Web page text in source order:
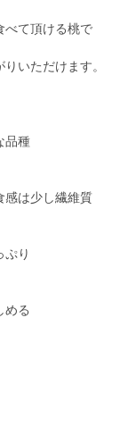
べて頂ける桃で
いただけます。
品種
は少し繊維質
り
める